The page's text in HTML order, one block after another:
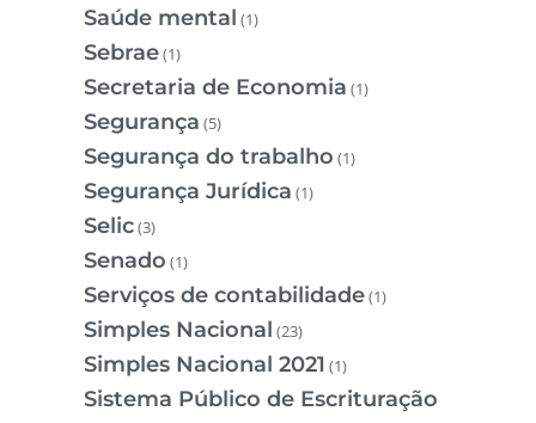
Saúde mental (1)
Sebrae(1)
Secretaria de Economia (1)
Segurança (5)
Segurança do trabalho (1)
Segurança Jurídica (1)
Selic(3)
Senado (1)
Serviços de contabilidade(1)
Simples Nacional (23)
Simples Nacional 2021 (1)
Sistema Público de Escrituração